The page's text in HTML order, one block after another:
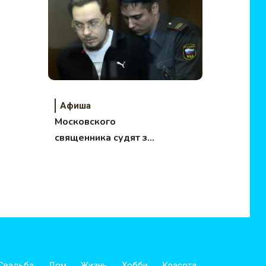
Афиша
Московского
священника судят за